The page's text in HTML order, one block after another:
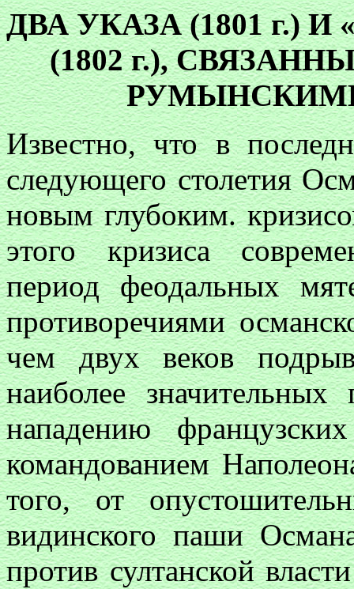
ДВА УКАЗА (1801 г.)
(1802 г.),
Известно, что в
следующего столетия
новым глубоким.
этого кризиса
период феодальных
противоречиями
чем двух веков
наиболее значительных
нападению
командованием
того, от
видинского паши
против султанской